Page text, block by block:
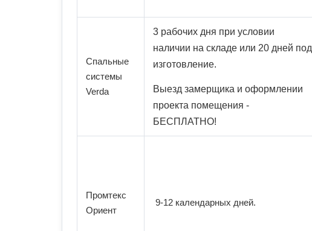
Спальные
системы
Verda
3 рабочих дня при условии
наличии на складе или 20 дней под
изготовление.
Выезд замерщика и оформлении
проекта помещения -
БЕСПЛАТНО!
Промтекс
Ориент
9-12 календарных дней.